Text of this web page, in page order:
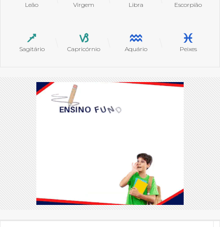
Leão Virgem Libra Escorpião
Sagitário Capricórnio Aquário Peixes